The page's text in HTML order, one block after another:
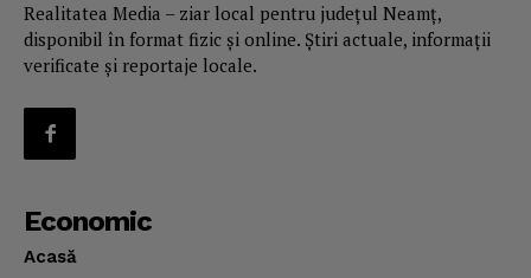
Realitatea Media – ziar local pentru județul Neamț,
disponibil în format fizic și online. Știri actuale, informații
verificate și reportaje locale.
Economic
Acasă